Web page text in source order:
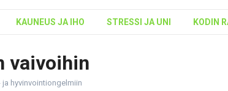
KAUNEUS JA IHO STRESSI JA UNI KODIN
vaivoihin
hyvinvointiongelmiin